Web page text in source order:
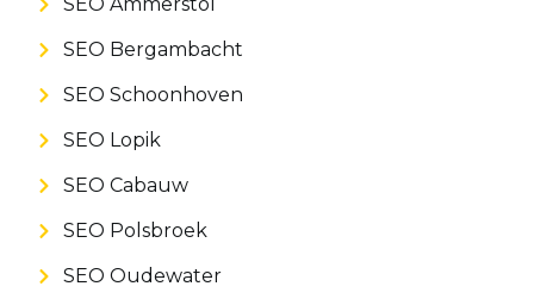
SEO Ammerstol
SEO Bergambacht
SEO Schoonhoven
SEO Lopik
SEO Cabauw
SEO Polsbroek
SEO Oudewater